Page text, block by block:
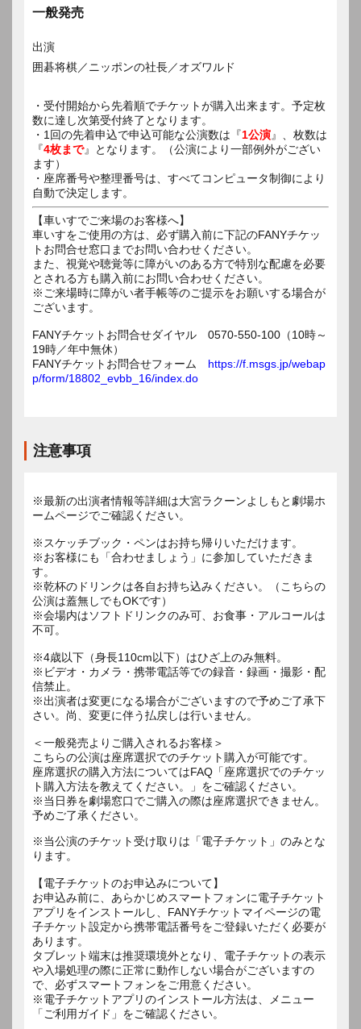
一般発売
出演
囲碁将棋／ニッポンの社長／オズワルド
・受付開始から先着順でチケットが購入出来ます。予定枚
数に達し次第受付終了となります。
・1回の先着申込で申込可能な公演数は『1公演』、枚数は
『4枚まで』となります。（公演により一部例外がござい
ます）
・座席番号や整理番号は、すべてコンピュータ制御により
自動で決定します。
【車いすでご来場のお客様へ】
車いすをご使用の方は、必ず購入前に下記のFANYチケッ
トお問合せ窓口までお問い合わせください。
また、視覚や聴覚等に障がいのある方で特別な配慮を必要
とされる方も購入前にお問い合わせください。
※ご来場時に障がい者手帳等のご提示をお願いする場合が
ございます。
FANYチケットお問合せダイヤル 0570-550-100（10時～
19時／年中無休）
FANYチケットお問合せフォーム https://f.msgs.jp/webap
p/form/18802_evbb_16/index.do
注意事項
※最新の出演者情報等詳細は大宮ラクーンよしもと劇場ホ
ームページでご確認ください。
※スケッチブック・ペンはお持ち帰りいただけます。
※お客様にも「合わせましょう」に参加していただきま
す。
※乾杯のドリンクは各自お持ち込みください。（こちらの
公演は蓋無しでもOKです）
※会場内はソフトドリンクのみ可、お食事・アルコールは
不可。
※4歳以下（身長110cm以下）はひざ上のみ無料。
※ビデオ・カメラ・携帯電話等での録音・録画・撮影・配
信禁止。
※出演者は変更になる場合がございますので予めご了承下
さい。尚、変更に伴う払戻しは行いません。
＜一般発売よりご購入されるお客様＞
こちらの公演は座席選択でのチケット購入が可能です。
座席選択の購入方法についてはFAQ「座席選択でのチケッ
ト購入方法を教えてください。」をご確認ください。
※当日券を劇場窓口でご購入の際は座席選択できません。
予めご了承ください。
※当公演のチケット受け取りは「電子チケット」のみとな
ります。
【電子チケットのお申込みについて】
お申込み前に、あらかじめスマートフォンに電子チケット
アプリをインストールし、FANYチケットマイページの電
子チケット設定から携帯電話番号をご登録いただく必要が
あります。
タブレット端末は推奨環境外となり、電子チケットの表示
や入場処理の際に正常に動作しない場合がございますの
で、必ずスマートフォンをご用意ください。
※電子チケットアプリのインストール方法は、メニュー
「ご利用ガイド」をご確認ください。